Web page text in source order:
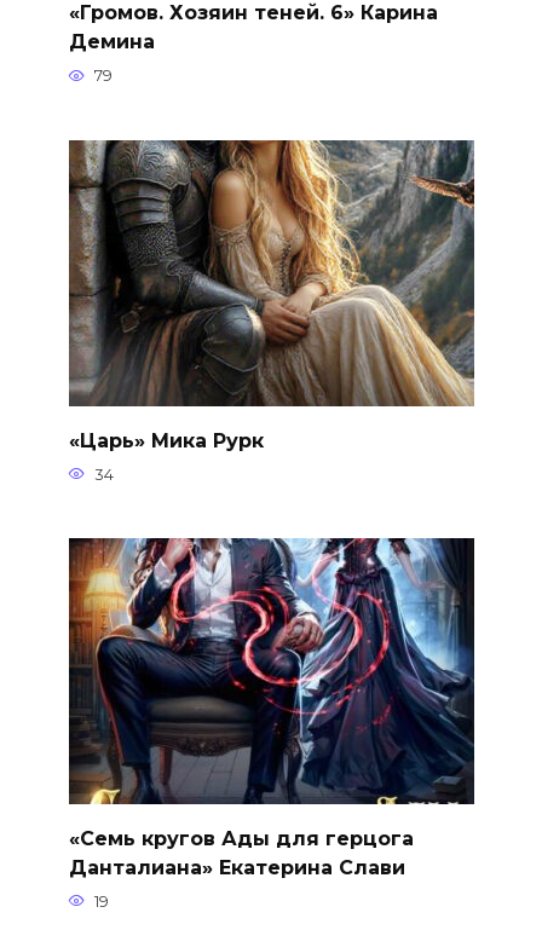
«Громов. Хозяин теней. 6» Карина
Демина
79
«Царь» Мика Рурк
34
«Семь кругов Ады для герцога
Данталиана» Екатерина Слави
19